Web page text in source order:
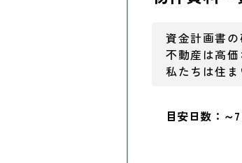
資金計画書
不動産は高価
私たちは住
目安日数：～7